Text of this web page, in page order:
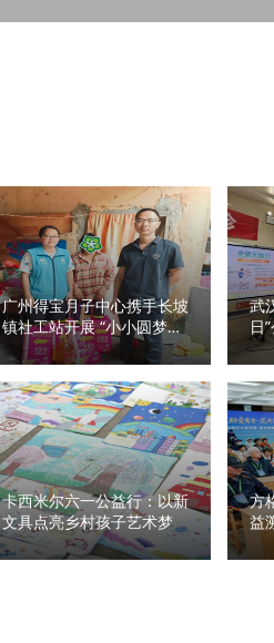
广州得宝月子中心携手长坡
镇社工站开展 “小小圆梦计
划” 公益行动
武
日
安
卡西米尔六一公益行：以新
文具点亮乡村孩子艺术梦
方
益